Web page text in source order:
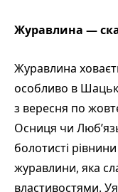
Журавлина —
Журавлина
особливо в
з вересня по
Осниця чи
болотисті
журавлини, яка
властивостями.